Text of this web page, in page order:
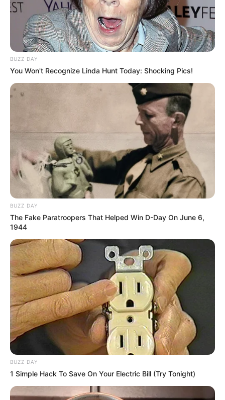
BUZZ DAY
You Won't Recognize Linda Hunt Today: Shocking Pics!
BUZZ DAY
The Fake Paratroopers That Helped Win D-Day On June 6,
1944
BUZZ DAY
1 Simple Hack To Save On Your Electric Bill (Try Tonight)